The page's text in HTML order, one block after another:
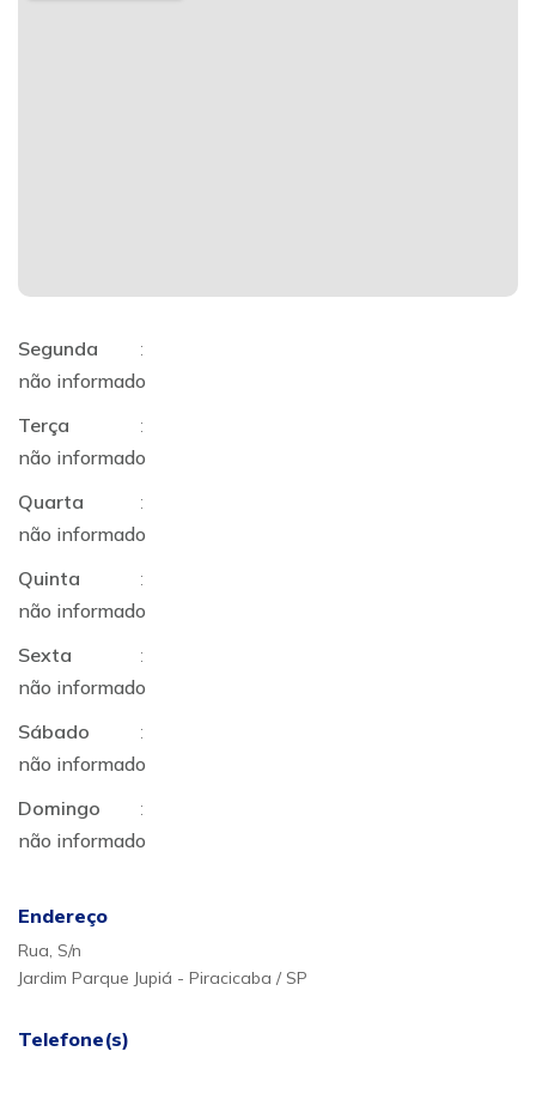
Segunda
:
não informado
Terça
:
não informado
Quarta
:
não informado
Quinta
:
não informado
Sexta
:
não informado
Sábado
:
não informado
Domingo
:
não informado
Endereço
Rua, S/n
Jardim Parque Jupiá - Piracicaba / SP
Telefone(s)